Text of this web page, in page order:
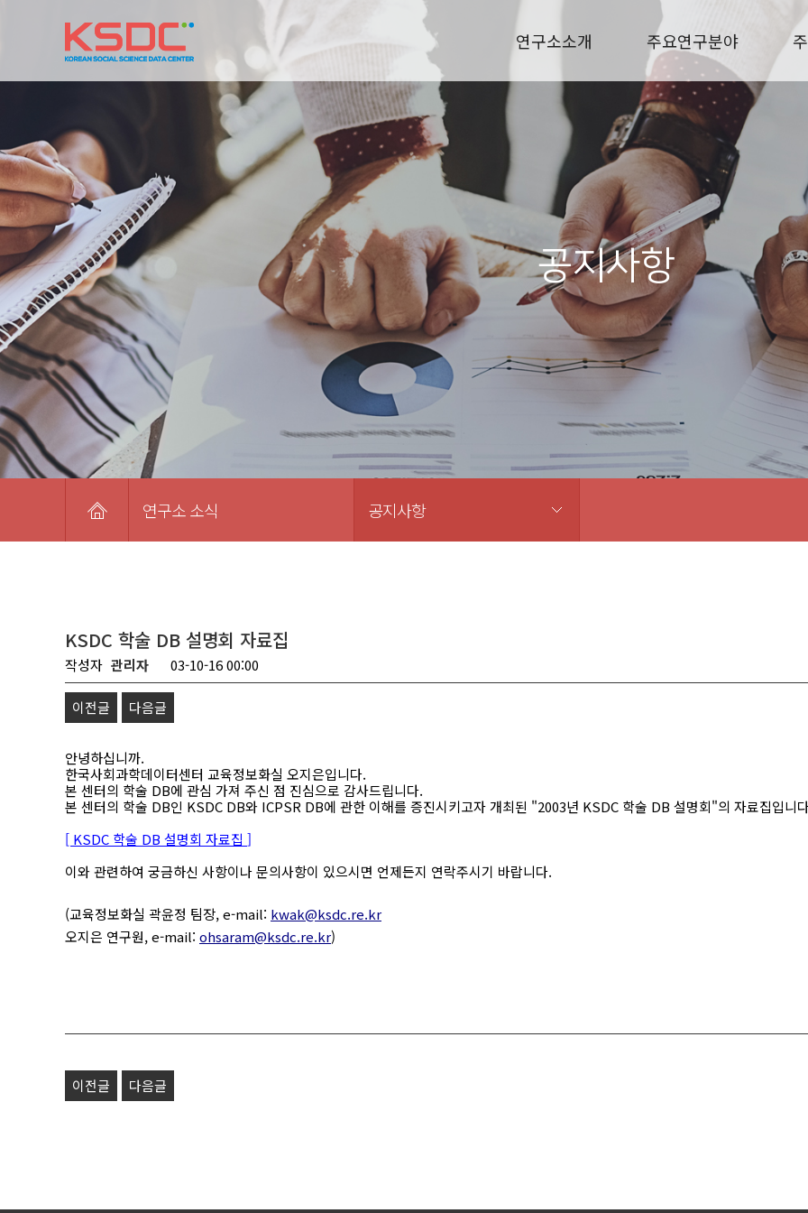
연구소소개 주요연구분야
공지사항
연구소 소식 공지사항
KSDC 학술 DB 설명회 자료집
작성자 관리자 03-10-16 00:00
이전글 다음글
안녕하십니까.
한국사회과학데이터센터 교육정보화실 오지은입니다.
본 센터의 학술 DB에 관심 가져 주신 점 진심으로 감사드립니다.
본 센터의 학술 DB인 KSDC DB와 ICPSR DB에 관한 이해를 증진시키고자 개최된 "2003년 KSDC 학술 DB 설명회"의 자료집입니
[ KSDC 학술 DB 설명회 자료집 ]
이와 관련하여 궁금하신 사항이나 문의사항이 있으시면 언제든지 연락주시기 바랍니다.
(교육정보화실 곽윤정 팀장, e-mail: kwak@ksdc.re.kr
오지은 연구원, e-mail: ohsaram@ksdc.re.kr)
이전글 다음글